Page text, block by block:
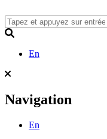
to
content
En
Navigation
En